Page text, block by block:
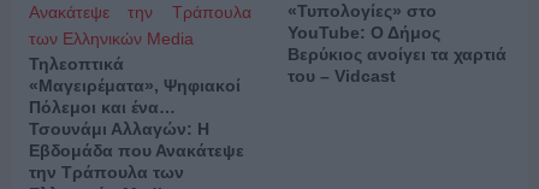
Τηλεοπτικά
«Μαγειρέματα», Ψηφιακοί
Πόλεμοι και ένα…
Τσουνάμι Αλλαγών: Η
Εβδομάδα που Ανακάτεψε
την Τράπουλα των
«Τυπολογίες» στο
YouTube: Ο Δήμος
Βερύκιος ανοίγει τα χαρτιά
του – Vidcast